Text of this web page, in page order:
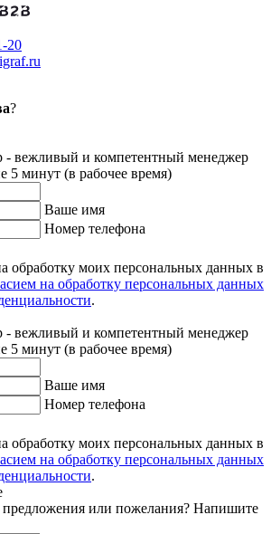
20
?
- вежливый и компетентный менеджер
5 минут (в рабочее время)
Ваше имя
Номер телефона
обработку моих персональных данных в
на обработку персональных данных
.
- вежливый и компетентный менеджер
5 минут (в рабочее время)
Ваше имя
Номер телефона
обработку моих персональных данных в
на обработку персональных данных
.
предложения или пожелания? Напишите